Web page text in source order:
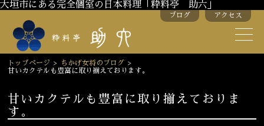
大垣市にある完全個室の日本料理「粋料亭 助六」
ブログ アクセス
トップページ > ちかげ女将のブログ >
甘いカクテルも豊富に取り揃えております。
甘いカクテルも豊富に取り揃えておりま
す。
スタッフ紹介
季節のお料理 お弁当